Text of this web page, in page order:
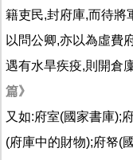
籍吏民,封府庫,而待
以問公卿,亦以為虛
遇有水旱疾疫,則開倉
篇》
又如:府室(國家書庫);
(府庫中的財物);府帑(